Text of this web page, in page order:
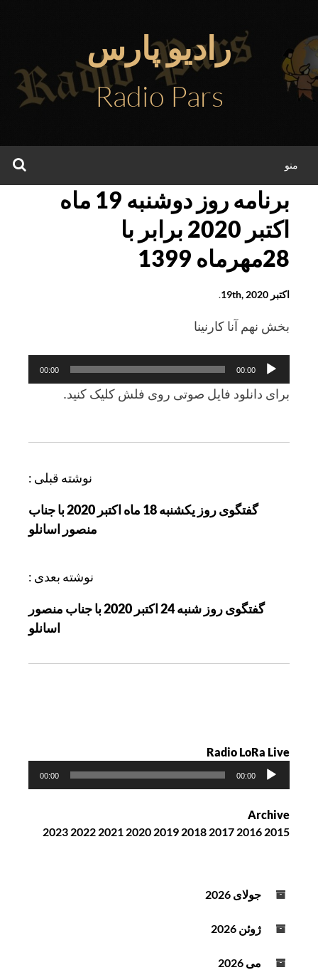
محتوا
رادیو پارس
Radio Pars
منو
برنامه روز دوشنبه 19 ماه
اکتبر 2020 برابر با
28مهرماه 1399
اکتبر 19th, 2020 .
بخش نهم آنا کارنینا
پخش‌کننده
صوت
00:00
00:00
برای دانلود فایل صوتی روی فلش کلیک کنید.
ه
نوشته قبلی :
گفتگوی روز یکشنبه 18 ماه اکتبر 2020 با جناب
منصور اسانلو
نوشته بعدی :
گفتگوی روز شنبه 24 اکتبر 2020 با جناب منصور
اسانلو
Radio LoRa Live
ک
ن
ه
و
00:00
00:00
Archive
2015
2016
2017
2018
2019
2020
2021
2022
2023
جولای 2026
ژوئن 2026
می 2026